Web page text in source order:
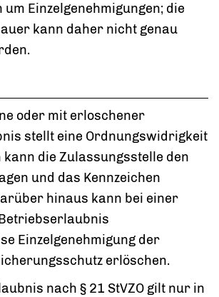
um Einzelgenehmigungen; die
kann daher nicht genau
oder mit erloschener
stellt eine Ordnungswidrigkeit
die Zulassungsstelle den
und das Kennzeichen
hinaus kann bei einer
Einzelgenehmigung der
erlöschen.
nach § 21 StVZO gilt nur in